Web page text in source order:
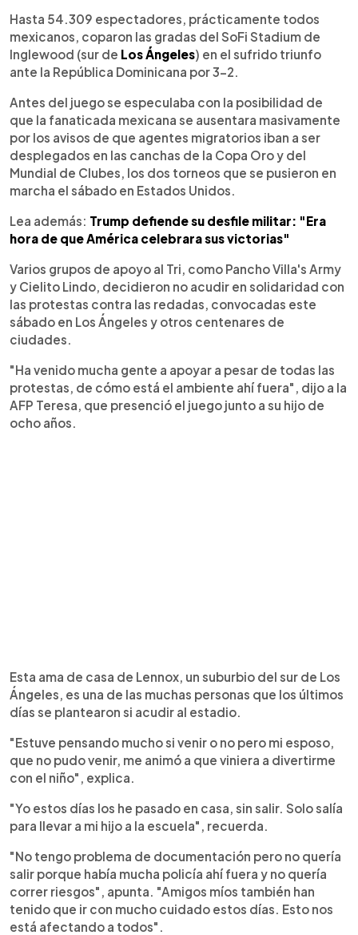
► Escuchar artículo
Hasta 54.309 espectadores, prácticamente todos
mexicanos, coparon las gradas del SoFi Stadium de
Inglewood (sur de Los Ángeles) en el sufrido triunfo
ante la República Dominicana por 3-2.
Antes del juego se especulaba con la posibilidad de
que la fanaticada mexicana se ausentara masivamente
por los avisos de que agentes migratorios iban a ser
desplegados en las canchas de la Copa Oro y del
Mundial de Clubes, los dos torneos que se pusieron en
marcha el sábado en Estados Unidos.
Lea además: Trump defiende su desfile militar: "Era
hora de que América celebrara sus victorias"
Varios grupos de apoyo al Tri, como Pancho Villa's Army
y Cielito Lindo, decidieron no acudir en solidaridad con
las protestas contra las redadas, convocadas este
sábado en Los Ángeles y otros centenares de
ciudades.
"Ha venido mucha gente a apoyar a pesar de todas las
protestas, de cómo está el ambiente ahí fuera", dijo a la
AFP Teresa, que presenció el juego junto a su hijo de
ocho años.
Esta ama de casa de Lennox, un suburbio del sur de Los
Ángeles, es una de las muchas personas que los últimos
días se plantearon si acudir al estadio.
"Estuve pensando mucho si venir o no pero mi esposo,
que no pudo venir, me animó a que viniera a divertirme
con el niño", explica.
"Yo estos días los he pasado en casa, sin salir. Solo salía
para llevar a mi hijo a la escuela", recuerda.
"No tengo problema de documentación pero no quería
salir porque había mucha policía ahí fuera y no quería
correr riesgos", apunta. "Amigos míos también han
tenido que ir con mucho cuidado estos días. Esto nos
está afectando a todos".